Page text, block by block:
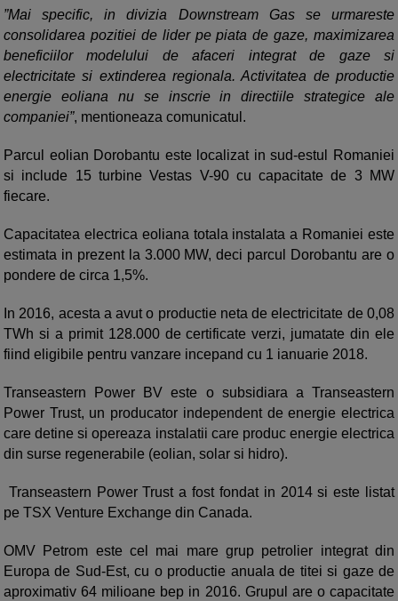
”Mai specific, in divizia Downstream Gas se urmareste
consolidarea pozitiei de lider pe piata de gaze, maximizarea
beneficiilor modelului de afaceri integrat de gaze si
electricitate si extinderea regionala. Activitatea de productie
energie eoliana nu se inscrie in directiile strategice ale
companiei”, mentioneaza comunicatul.
Parcul eolian Dorobantu este localizat in sud-estul Romaniei
si include 15 turbine Vestas V-90 cu capacitate de 3 MW
fiecare.
Capacitatea electrica eoliana totala instalata a Romaniei este
estimata in prezent la 3.000 MW, deci parcul Dorobantu are o
pondere de circa 1,5%.
In 2016, acesta a avut o productie neta de electricitate de 0,08
TWh si a primit 128.000 de certificate verzi, jumatate din ele
fiind eligibile pentru vanzare incepand cu 1 ianuarie 2018.
Transeastern Power BV este o subsidiara a Transeastern
Power Trust, un producator independent de energie electrica
care detine si opereaza instalatii care produc energie electrica
din surse regenerabile (eolian, solar si hidro).
Transeastern Power Trust a fost fondat in 2014 si este listat
pe TSX Venture Exchange din Canada.
OMV Petrom este cel mai mare grup petrolier integrat din
Europa de Sud-Est, cu o productie anuala de titei si gaze de
aproximativ 64 milioane bep in 2016. Grupul are o capacitate